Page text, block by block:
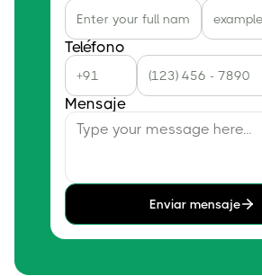
Teléfono
Mensaje
Enviar mensaje